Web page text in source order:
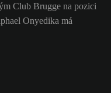
Club Brugge na pozici
Onyedika má